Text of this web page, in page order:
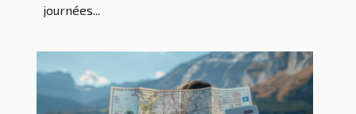
journées...